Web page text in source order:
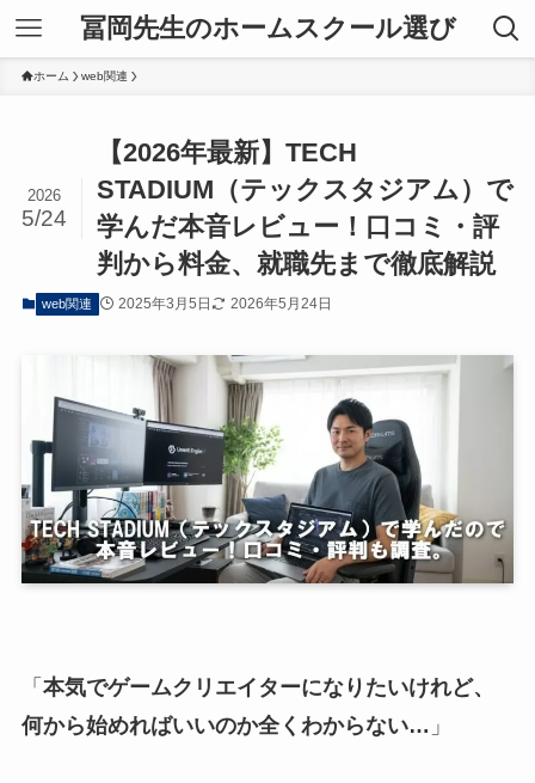
冨岡先生のホームスクール選び
ホーム web関連
【2026年最新】TECH
STADIUM（テックスタジアム）で
学んだ本音レビュー！口コミ・評
判から料金、就職先まで徹底解説
2026
5/24
web関連 2025年3月5日 2026年5月24日
「 本気でゲームクリエイターになりたいけれど、
何から始めればいいのか全くわからない… 」